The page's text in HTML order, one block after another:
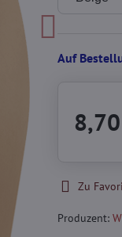
Auf
Zu
Produzent: